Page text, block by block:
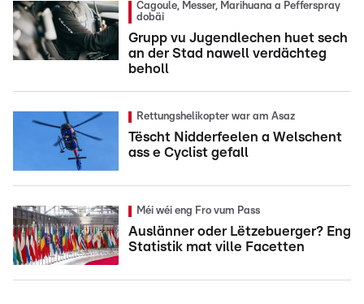
Cagoule, Messer, Marihuana a Pefferspray
dobäi
Grupp vu Jugendlechen huet sech
an der Stad nawell verdächteg
beholl
Rettungshelikopter war am Asaz
Tëscht Nidderfeelen a Welschent
ass e Cyclist gefall
Méi wéi eng Fro vum Pass
Auslänner oder Lëtzebuerger? Eng
Statistik mat ville Facetten